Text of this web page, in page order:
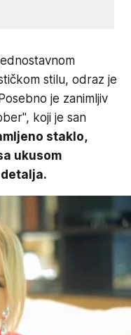
stilu, odraz je
je zanimljiv
koji je san
staklo,
ukusom